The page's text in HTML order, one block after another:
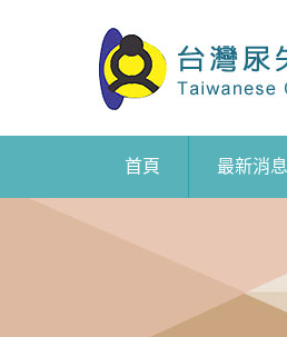
首頁 最新消息